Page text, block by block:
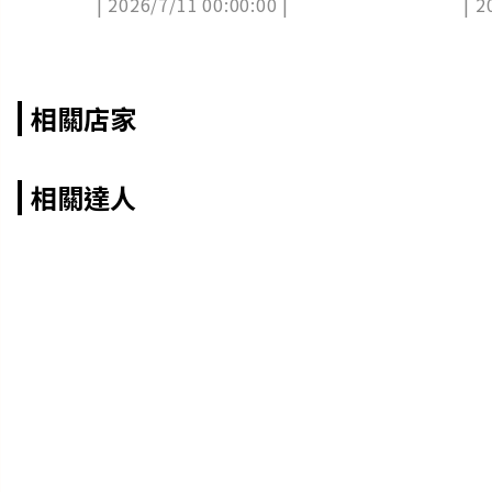
同框，周
相關店家
相關達人